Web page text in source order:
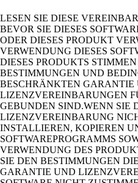
LESEN SIE DIESE
BEVOR SIE DIESES
ODER DIESES PRODUKT
VERWENDUNG DIESES
DIESES PRODUKTS
BESTIMMUNGEN UND
BESCHRÄNKTEN GARANTIE
LIZENZVEREINBARUNGEN
GEBUNDEN SIND.WENN SIE
LIZENZVEREINBARUNG
INSTALLIEREN, KOPIEREN
SOFTWAREPROGRAMMS
VERWENDUNG DES
SIE DEN BESTIMMUNGEN
GARANTIE UND